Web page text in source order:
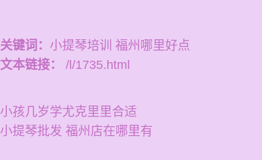
关键词： 小提琴培训 福州哪里好点
文本链接：
/l/1735.html
小孩几岁学尤克里里合适
小提琴批发 福州店在哪里有